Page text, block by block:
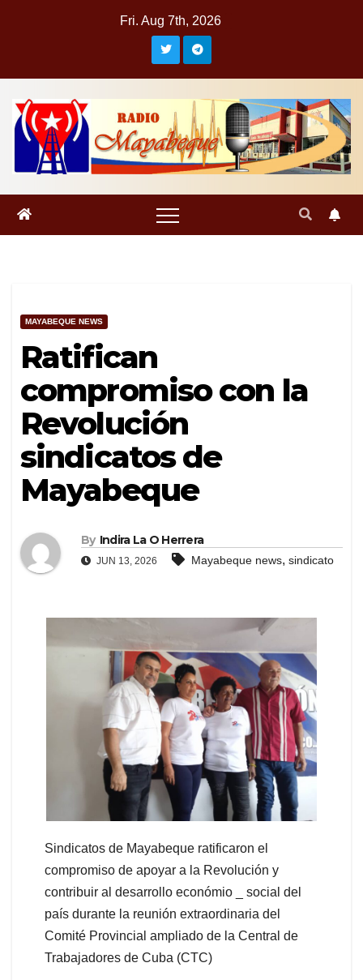
Fri. Aug 7th, 2026
MAYABEQUE NEWS
Ratifican
compromiso con la
Revolución
sindicatos de
Mayabeque
By Indira La O Herrera
JUN 13, 2026 Mayabeque news, sindicato
Sindicatos de Mayabeque ratificaron el
compromiso de apoyar a la Revolución y
contribuir al desarrollo económio _ social del
país durante la reunión extraordinaria del
Comité Provincial ampliado de la Central de
Trabajadores de Cuba (CTC)